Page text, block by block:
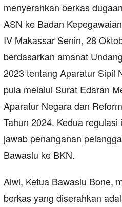
menyerahkan berkas dugaan
ASN ke Badan
IV Makassar Senin, 28
berdasarkan amanat
2023 tentang Aparatur Sipil
pula melalui Surat Edaran
Aparatur Negara dan
Tahun 2024. Kedua
jawab penanganan
Bawaslu ke BKN.
Alwi, Ketua Bawaslu Bone,
berkas yang diserahkan